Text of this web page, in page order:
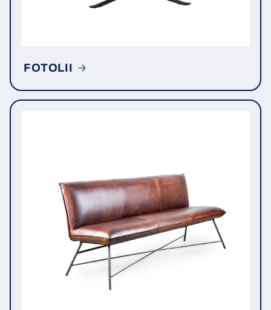
FOTOLII